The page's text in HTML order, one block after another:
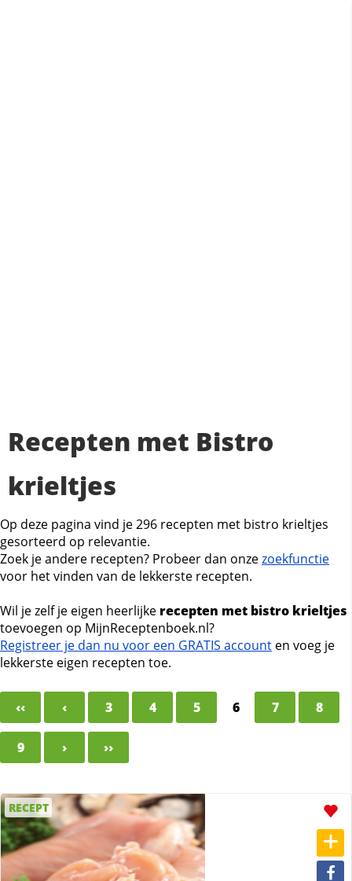
Recepten met Bistro
krieltjes
Op deze pagina vind je 296 recepten met bistro krieltjes
gesorteerd op relevantie.
Zoek je andere recepten? Probeer dan onzezoekfunctie
voor het vinden van de lekkerste recepten.
Wil je zelf je eigen heerlijke recepten met bistro krieltjes
toevoegen op MijnReceptenboek.nl?
Registreer je dan nu voor een GRATIS account en voeg je
lekkerste eigen recepten toe.
‹‹ ‹ 3 4 5 6 7 8
9 › ››
RECEPT